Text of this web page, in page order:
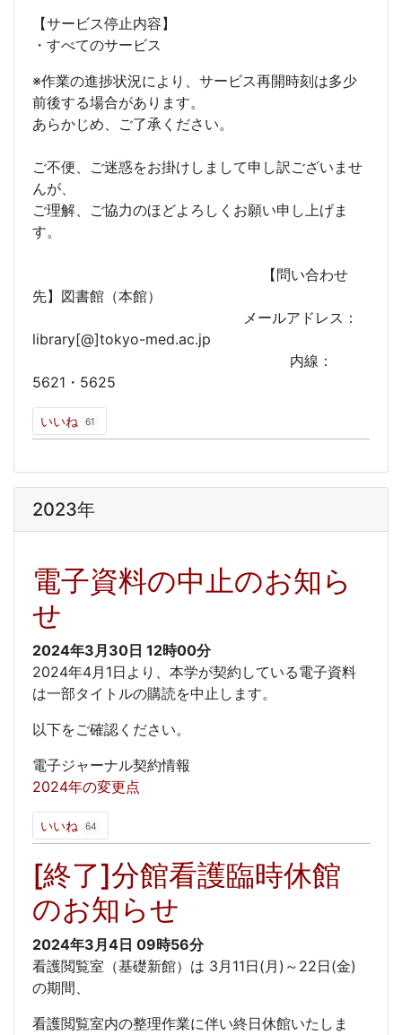
【サービス停止内容】
・すべてのサービス
※作業の進捗状況により、サービス再開時刻は多少
前後する場合があります。
あらかじめ、ご了承ください。
ご不便、ご迷惑をお掛けしまして申し訳ございませ
んが、
ご理解、ご協力のほどよろしくお願い申し上げま
す。
【問い合わせ
先】図書館（本館）
メールアドレス：
library[@]tokyo-med.ac.jp
内線：
5621・5625
いいね 61
2023年
電子資料の中止のお知ら
せ
2024年3月30日 12時00分
2024年4月1日より、本学が契約している電子資料
は一部タイトルの購読を中止します。
以下をご確認ください。
電子ジャーナル契約情報
2024年の変更点
いいね 64
[終了]分館看護臨時休館
のお知らせ
2024年3月4日 09時56分
看護閲覧室（基礎新館）は 3月11日(月)～22日(金)
の期間、
看護閲覧室内の整理作業に伴い終日休館いたしま